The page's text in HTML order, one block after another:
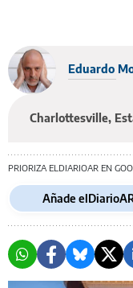
Eduardo
Charlottesville,
PRIORIZA ELDIARIOAR EN
Añade